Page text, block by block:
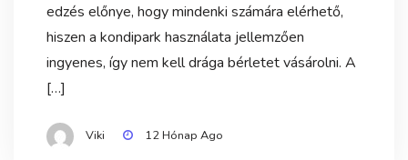
edzés előnye, hogy mindenki számára elérhető,
hiszen a kondipark használata jellemzően
ingyenes, így nem kell drága bérletet vásárolni. A
[…]
Viki 12 Hónap Ago